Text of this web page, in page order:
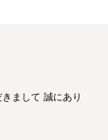
まして 誠にあり